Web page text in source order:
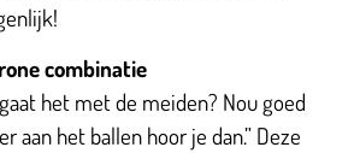
combinatie
het met de meiden? Nou goed
aan het ballen hoor je dan.” Deze